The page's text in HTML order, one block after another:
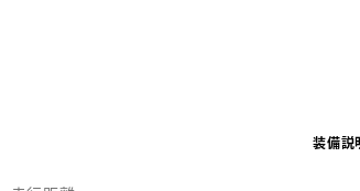
装備説